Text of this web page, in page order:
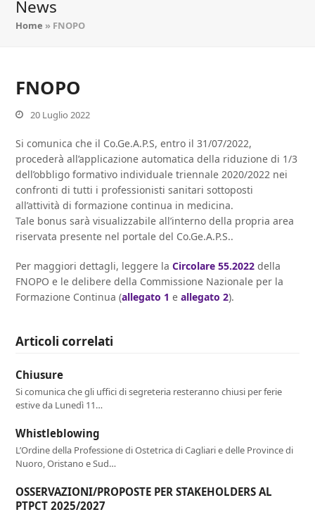
News
Home » FNOPO
FNOPO
20 Luglio 2022
Si comunica che il Co.Ge.A.P.S, entro il 31/07/2022,
procederà all’applicazione automatica della riduzione di 1/3
dell’obbligo formativo individuale triennale 2020/2022 nei
confronti di tutti i professionisti sanitari sottoposti
all’attività di formazione continua in medicina.
Tale bonus sarà visualizzabile all’interno della propria area
riservata presente nel portale del Co.Ge.A.P.S..
Per maggiori dettagli, leggere laCircolare 55.2022 della
FNOPO e le delibere della Commissione Nazionale per la
Formazione Continua (allegato 1 eallegato 2).
Articoli correlati
Chiusure
Si comunica che gli uffici di segreteria resteranno chiusi per ferie
estive da Lunedì 11…
Whistleblowing
L’Ordine della Professione di Ostetrica di Cagliari e delle Province di
Nuoro, Oristano e Sud…
OSSERVAZIONI/PROPOSTE PER STAKEHOLDERS AL
PTPCT 2025/2027